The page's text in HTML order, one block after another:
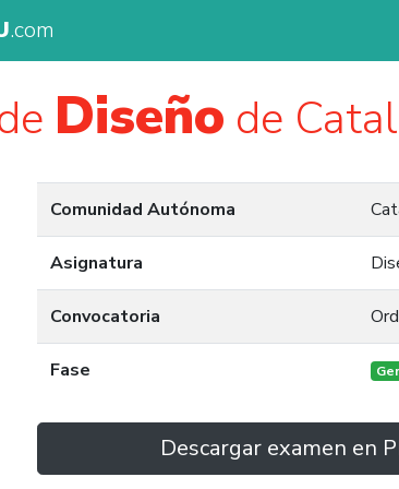
.com
Diseño de
Comunidad Autónoma
Asignatura
Convocatoria
Fase
Descargar examen en